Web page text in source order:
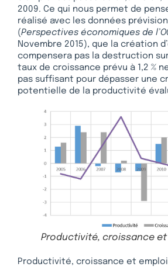
2009. Ce qui nous permet de
réalisé avec les données
(Perspectives économiques de
Novembre 2015), que la création
compensera pas la destruction sur
taux de croissance prévu à 1,2 %
pas suffisant pour dépasser une
potentielle de la productivité
Productivité, croissance et
Productivité, croissance et